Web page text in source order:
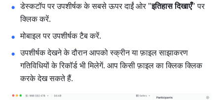
डेस्कटॉप पर उपशीर्षक के सबसे ऊपर दाईं ओर "इतिहास दिखाएँ" पर
क्लिक करें.
मोबाइल पर उपशीर्षक टैब करें.
उपशीर्षक देखने के दौरान आपको स्क्रीन या फ़ाइल साझाकरण
गतिविधियों के रिकॉर्ड भी मिलेगें. आप किसी फ़ाइल का क्लिक क्लिक
करके देख सकते हैं.